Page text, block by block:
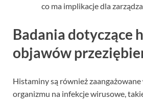
co ma implikacje dla
Badania dotyczące
objawów
Histaminy są również
organizmu na infekcje wirusowe,